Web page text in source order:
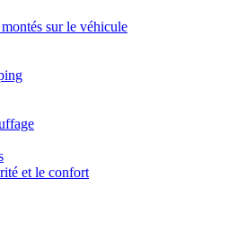
sur le véhicule
et le confort